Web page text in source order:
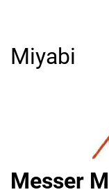
Miyabi
Messer